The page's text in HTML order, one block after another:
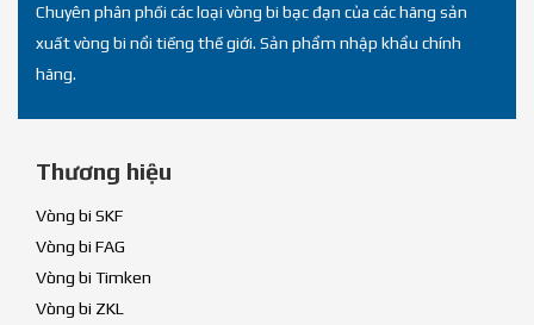
Chuyên phân phối các loại vòng bi bạc đạn của các hãng sản
xuất vòng bi nổi tiếng thế giới. Sản phẩm nhập khẩu chính
hãng.
Thương hiệu
Vòng bi SKF
Vòng bi FAG
Vòng bi Timken
Vòng bi ZKL